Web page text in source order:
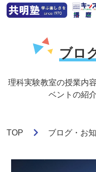
ブロ
理科実験教室の授業内
ベントの紹
TOP ブログ・お